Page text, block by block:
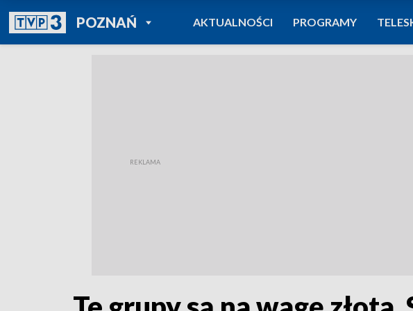
POZNAŃPOWRÓT DO
TVP REGIONY
AKTUALNOŚCI PROGRAMY